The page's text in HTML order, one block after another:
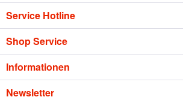
Service Hotline
Shop Service
Informationen
Newsletter